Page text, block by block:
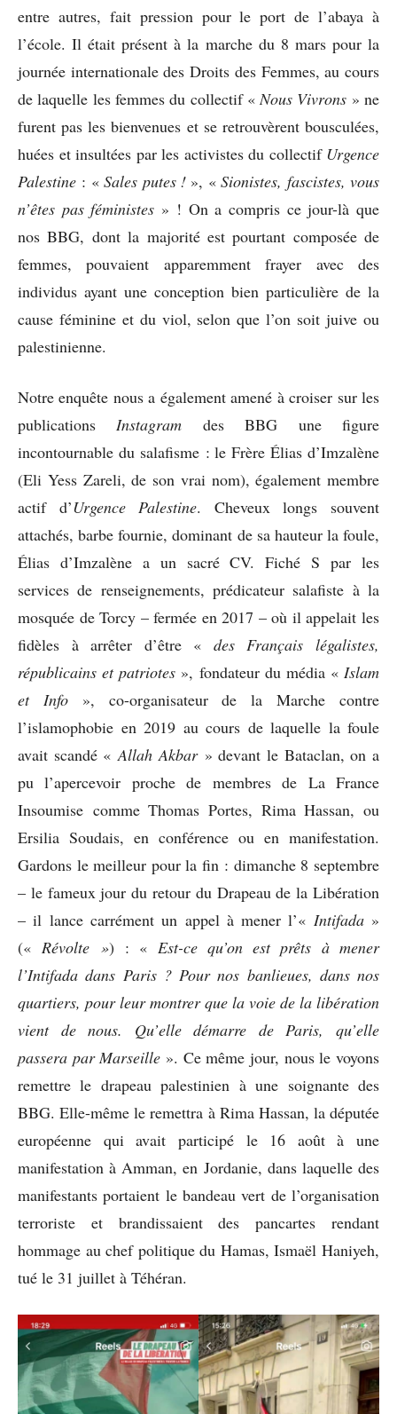
entre autres, fait pression pour le port de l’abaya à
l’école. Il était présent à la marche du 8 mars pour la
journée internationale des Droits des Femmes, au cours
de laquelle les femmes du collectif « Nous Vivrons » ne
furent pas les bienvenues et se retrouvèrent bousculées,
huées et insultées par les activistes du collectif Urgence
Palestine : «Sales putes ! », «Sionistes, fascistes, vous
n’êtes pas féministes » ! On a compris ce jour-là que
nos BBG, dont la majorité est pourtant composée de
femmes, pouvaient apparemment frayer avec des
individus ayant une conception bien particulière de la
cause féminine et du viol, selon que l’on soit juive ou
palestinienne.
Notre enquête nous a également amené à croiser sur les
publications Instagram des BBG une figure
incontournable du salafisme : le Frère Élias d’Imzalène
(Eli Yess Zareli, de son vrai nom), également membre
actif d’Urgence Palestine. Cheveux longs souvent
attachés, barbe fournie, dominant de sa hauteur la foule,
Élias d’Imzalène a un sacré CV. Fiché S par les
services de renseignements, prédicateur salafiste à la
mosquée de Torcy – fermée en 2017 – où il appelait les
fidèles à arrêter d’être « des Français légalistes,
républicains et patriotes », fondateur du média « Islam
et Info», co-organisateur de la Marche contre
l’islamophobie en 2019 au cours de laquelle la foule
avait scandé «Allah Akbar» devant le Bataclan, on a
pu l’apercevoir proche de membres de La France
Insoumise comme Thomas Portes, Rima Hassan, ou
Ersilia Soudais, en conférence ou en manifestation.
Gardons le meilleur pour la fin : dimanche 8 septembre
– le fameux jour du retour du Drapeau de la Libération
– il lance carrément un appel à mener l’« Intifada»
(« Révolte ») : « Est-ce qu’on est prêts à mener
l’Intifada dans Paris ? Pour nos banlieues, dans nos
quartiers, pour leur montrer que la voie de la libération
vient de nous. Qu’elle démarre de Paris, qu’elle
passera par Marseille ». Ce même jour, nous le voyons
remettre le drapeau palestinien à une soignante des
BBG. Elle-même le remettra à Rima Hassan, la députée
européenne qui avait participé le 16 août à une
manifestation à Amman, en Jordanie, dans laquelle des
manifestants portaient le bandeau vert de l’organisation
terroriste et brandissaient des pancartes rendant
hommage au chef politique du Hamas, Ismaël Haniyeh,
tué le 31 juillet à Téhéran.